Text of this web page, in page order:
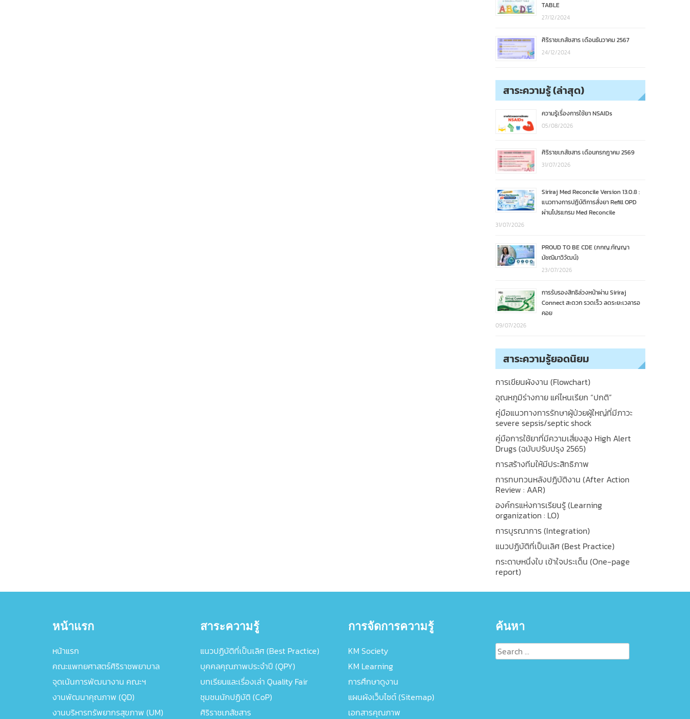
TABLE
27/12/2024
ศิริราชเภสัชสาร เดือนธันวาคม 2567
24/12/2024
สาระความรู้ (ล่าสุด)
ความรู้เรื่องการใช้ยา NSAIDs
05/08/2026
ศิริราชเภสัชสาร เดือนกรกฎาคม 2569
31/07/2026
Siriraj Med Reconcile Version 13.0.8 :
แนวทางการปฏิบัติการสั่งยา Refill OPD
ผ่านโปรแกรม Med Reconcile
31/07/2026
PROUD TO BE CDE (ภกญ.กัญญา
มัชฌิมาวิวัฒน์)
23/07/2026
การรับรองสิทธิล่วงหน้าผ่าน Siriraj
Connect สะดวก รวดเร็ว ลดระยะเวลารอ
คอย
09/07/2026
สาระความรู้ยอดนิยม
การเขียนผังงาน (Flowchart)
อุณหภูมิร่างกาย แค่ไหนเรียก “ปกติ”
คู่มือแนวทางการรักษาผู้ป่วยผู้ใหญ่ที่มีภาวะ
severe sepsis/septic shock
คู่มือการใช้ยาที่มีความเสี่ยงสูง High Alert
Drugs (ฉบับปรับปรุง 2565)
การสร้างทีมให้มีประสิทธิภาพ
การทบทวนหลังปฎิบัติงาน (After Action
Review : AAR)
องค์กรแห่งการเรียนรู้ (Learning
organization : LO)
การบูรณาการ (Integration)
แนวปฏิบัติที่เป็นเลิศ (Best Practice)
กระดาษหนึ่งใบ เข้าใจประเด็น (One-page
report)
หน้าแรก
หน้าแรก
คณะแพทยศาสตร์ศิริราชพยาบาล
จุดเน้นการพัฒนางาน คณะฯ
งานพัฒนาคุณภาพ (QD)
งานบริหารทรัพยากรสุขภาพ (UM)
สาระความรู้
แนวปฏิบัติที่เป็นเลิศ (Best Practice)
บุคคลคุณภาพประจำปี (QPY)
บทเรียนและเรื่องเล่า Quality Fair
ชุมชนนักปฏิบัติ (CoP)
ศิริราชเภสัชสาร
การจัดการความรู้
KM Society
KM Learning
การศึกษาดูงาน
แผนผังเว็บไซต์ (Sitemap)
เอกสารคุณภาพ
ค้นหา
Search
for: